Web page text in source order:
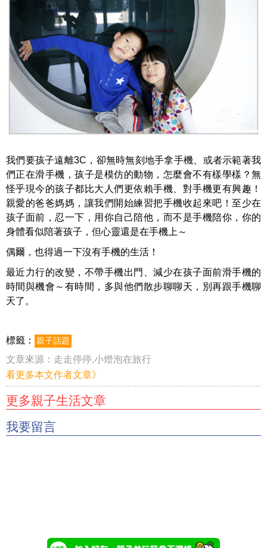
我們要孩子遠離3C，卻無時無刻地手拿手機、或者示範著我
們正在滑手機，孩子是模仿的動物，怎麼會不有樣學樣？無
怪乎現今的孩子都比大人們更依賴手機、對手機更有興趣！
親愛的爸爸媽媽，讓我們開始練習把手機收起來吧！至少在
孩子面前，忍一下，用你自己陪他，而不是手機陪你，你的
身體看似陪著孩子，但心靈還是在手機上～
偶爾，也得過一下沒有手機的生活！
最近力行的改變，不帶手機出門、減少在孩子面前滑手機的
時間與機會～有時間，多與他們散步聊聊天，別再跟手機聊
天了。
標籤： 親子話題
文章來源： 走走停停,小燈泡在旅行
看更多本文作者文章》
更多親子生活文章
我要留言